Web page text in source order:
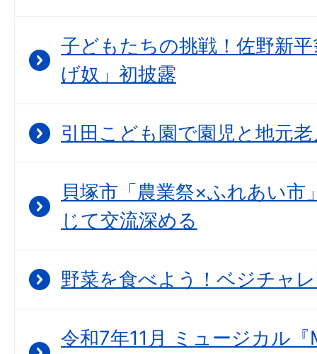
子どもたちの挑戦！佐野新
げ奴」初披露
引田こども園で園児と地元
貝塚市「農業祭×ふれあい市
じて交流深める
野菜を食べよう！ベジチャ
令和7年11月 ミュージカル